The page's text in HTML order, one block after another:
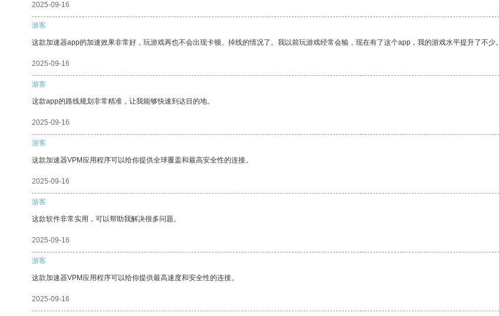
2025-09-16
游客
这款加速器app的加速效果非常好，玩游戏再也不会出现卡顿、掉线的情况了。我以前玩游戏经常会输，现在有了这个app，我的游戏水平提升了不少。
2025-09-16
游客
这款app的路线规划非常精准，让我能够快速到达目的地。
2025-09-16
游客
这款加速器VPM应用程序可以给你提供全球覆盖和最高安全性的连接。
2025-09-16
游客
这款软件非常实用，可以帮助我解决很多问题。
2025-09-16
游客
这款加速器VPM应用程序可以给你提供最高速度和安全性的连接。
2025-09-16